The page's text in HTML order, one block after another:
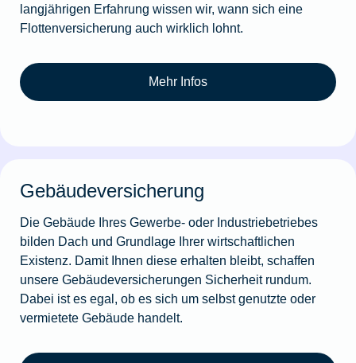
langjährigen Erfahrung wissen wir, wann sich eine
Flottenversicherung auch wirklich lohnt.
Mehr Infos
Gebäudeversicherung
Die Gebäude Ihres Gewerbe- oder Industriebetriebes
bilden Dach und Grundlage Ihrer wirtschaftlichen
Existenz. Damit Ihnen diese erhalten bleibt, schaffen
unsere Gebäudeversicherungen Sicherheit rundum.
Dabei ist es egal, ob es sich um selbst genutzte oder
vermietete Gebäude handelt.